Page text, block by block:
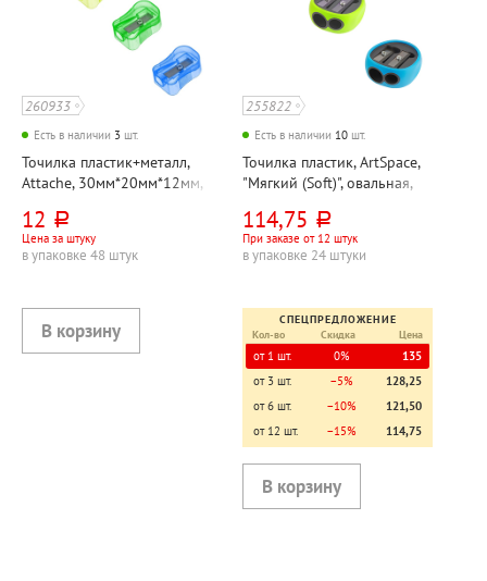
260933
Есть в наличии 3 шт.
Точилка пластик+металл,
Attache, 30мм*20мм*12мм,
12 руб.
Цена за штуку
в упаковке 48 штук
255822
Есть в наличии 10 шт.
Точилка пластик, ArtSpace,
"Мягкий (Soft)", овальная,
2 отверстия
114,75 руб.
При заказе от 12 штук
в упаковке 24 штуки
СПЕЦПРЕДЛОЖЕНИЕ
Кол-во
Скидка Цена
от 1 шт. 0%
135
от 3 шт.
−5%
128,25
от 6 шт.
−10%
121,50
от 12 шт.
−15% 114,75